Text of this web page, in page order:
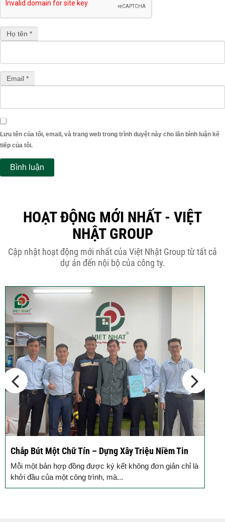
Họ tên *
Email *
Lưu tên của tôi, email, và trang web trong trình duyệt này cho lần bình luận kế
tiếp của tôi.
HOẠT ĐỘNG MỚI NHẤT - VIỆT
NHẬT GROUP
Cập nhật hoạt động mới nhất của Việt Nhật Group từ tất cả
dự án đến nội bộ của công ty.
Chắp Bút Một Chữ Tín – Dựng Xây Triệu Niềm Tin
Mỗi một bản hợp đồng được ký kết không đơn giản chỉ là
khởi đầu của một công trình, mà...